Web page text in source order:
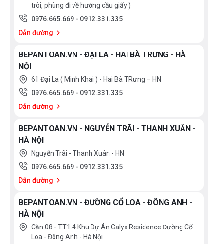
Không phải ngẫu nhiên mà dòng sản phẩmmáy rửa bát
DMESTIKlại được nhiều hộ gia đình tin tưởng sử dụng đến
như vậy. Đó là bởi dòng sản phẩm này mang đến cho người
Máy rửa bát Dmestik được tích hợp tính năng
nổi bật
Dòng sản phẩm máy rửa bát này hiện trên thị trường Việt
Nam có 2 mẫu là máy rửa bát lắp độc lập và máy rửa bát
lắp âm, với công suất rửa lên tới 14 bộ đồ ăn Châu Âu, trang
bị hệ thống ngăn rửa là 3 rổ, 14 điểm cài đặt 2 máy phản lực
cùng với 2 tay phun tạo áp. Với thiết kế âm toàn phần. người
trôi, phùng đi về hướng cầu giấy )
0976.665.669 - 0912.331.335
Dẫn đường
BEPANTOAN.VN - ĐẠI LA - HAI BÀ TRƯNG - HÀ
NỘI
61 Đại La ( Minh Khai ) - Hai Bà TRưng – HN
0976.665.669 - 0912.331.335
Dẫn đường
BEPANTOAN.VN - NGUYỄN TRÃI - THANH XUÂN -
HÀ NỘI
Nguyễn Trãi - Thanh Xuân - HN
0976.665.669 - 0912.331.335
Dẫn đường
BEPANTOAN.VN - ĐƯỜNG CỔ LOA - ĐÔNG ANH -
HÀ NỘI
Căn 08 - TT1.4 Khu Dự Án Calyx Residence Đường Cổ
Loa - Đông Anh - Hà Nội